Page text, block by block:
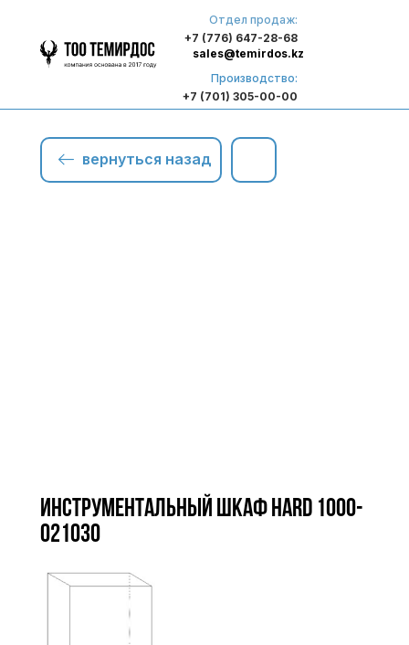
Отдел продаж:
+7 (776) 647-28-68
Производство:
+7 (701) 305-00-00
sales@temirdos.kz
вернуться назад
Инструментальный шкаф HARD 1000-
021030